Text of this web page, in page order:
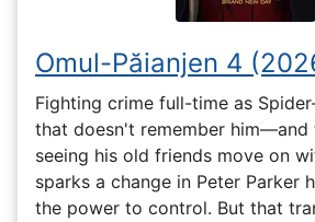
Omul-Păianjen 4
Fighting crime full-time as
that doesn't remember him—and
seeing his old friends move on
sparks a change in Peter Parker
the power to control. But that